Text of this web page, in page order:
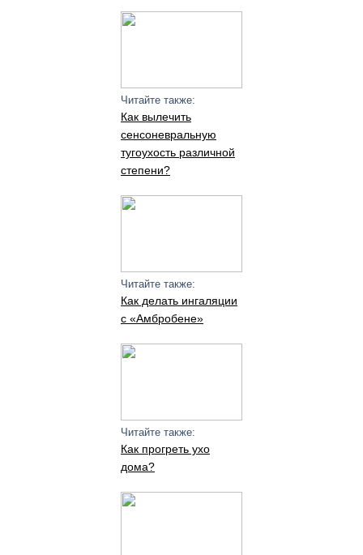
Читайте также:
Как вылечить
сенсоневральную
тугоухость различной
степени?
Читайте также:
Как делать ингаляции
с «Амбробене»
Читайте также:
Как прогреть ухо
дома?